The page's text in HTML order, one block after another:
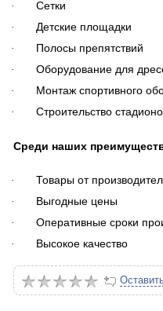
· Сетки
· Детские площадки
· Полосы препятствий
· Оборудование для
· Монтаж спортивного
· Строительство
Среди наших
· Товары от
· Выгодные цены
· Оперативные сроки
· Высокое качество